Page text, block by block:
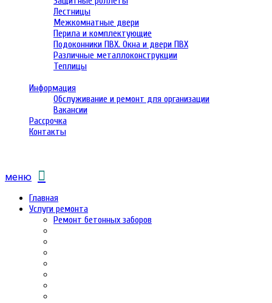
Лестницы
Межкомнатные двери
Перила и комплектующие
Подоконники ПВХ. Окна и двери ПВХ
Различные металлоконструкции
Теплицы
Информация
Обслуживание и ремонт для организации
Вакансии
Рассрочка
Контакты
меню
Главная
Услуги ремонта
Ремонт бетонных заборов